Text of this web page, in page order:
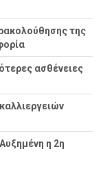
της
ασθένειες
η 2η